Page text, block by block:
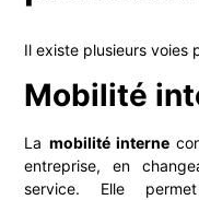
Il existe plusieurs voies
Mobilité
La mobilité interne
entreprise, en
service. Elle